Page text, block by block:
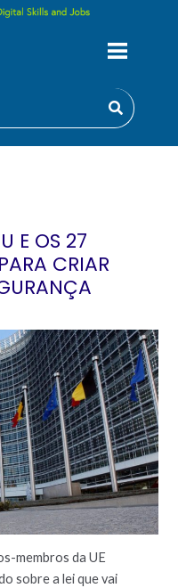
E OS 27
CRIAR
membros da UE
sobre a lei que vai